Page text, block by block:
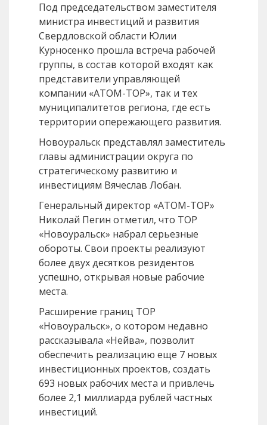
Под председательством заместителя
министра инвестиций и развития
Свердловской области Юлии
Курносенко прошла встреча рабочей
группы, в состав которой входят как
представители управляющей
компании «АТОМ-ТОР», так и тех
муниципалитетов региона, где есть
территории опережающего развития.
Новоуральск представлял заместитель
главы администрации округа по
стратегическому развитию и
инвестициям Вячеслав Лобан.
Генеральный директор «АТОМ-ТОР»
Николай Пегин отметил, что ТОР
«Новоуральск» набрал серьезные
обороты. Свои проекты реализуют
более двух десятков резидентов
успешно, открывая новые рабочие
места.
Расширение границ ТОР
«Новоуральск», о котором недавно
рассказывала «Нейва», позволит
обеспечить реализацию еще 7 новых
инвестиционных проектов, создать
693 новых рабочих места и привлечь
более 2,1 миллиарда рублей частных
инвестиций.